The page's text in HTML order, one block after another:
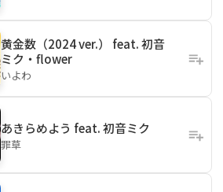
黄金数（2024 ver.） feat. 初音
ミク・flower
いよわ
あきらめよう feat. 初音ミク
罪草